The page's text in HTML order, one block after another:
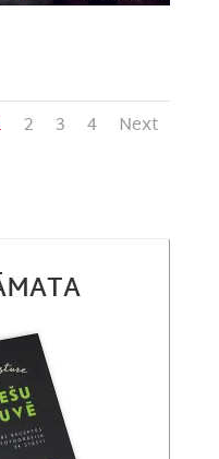
2 3 4 Next